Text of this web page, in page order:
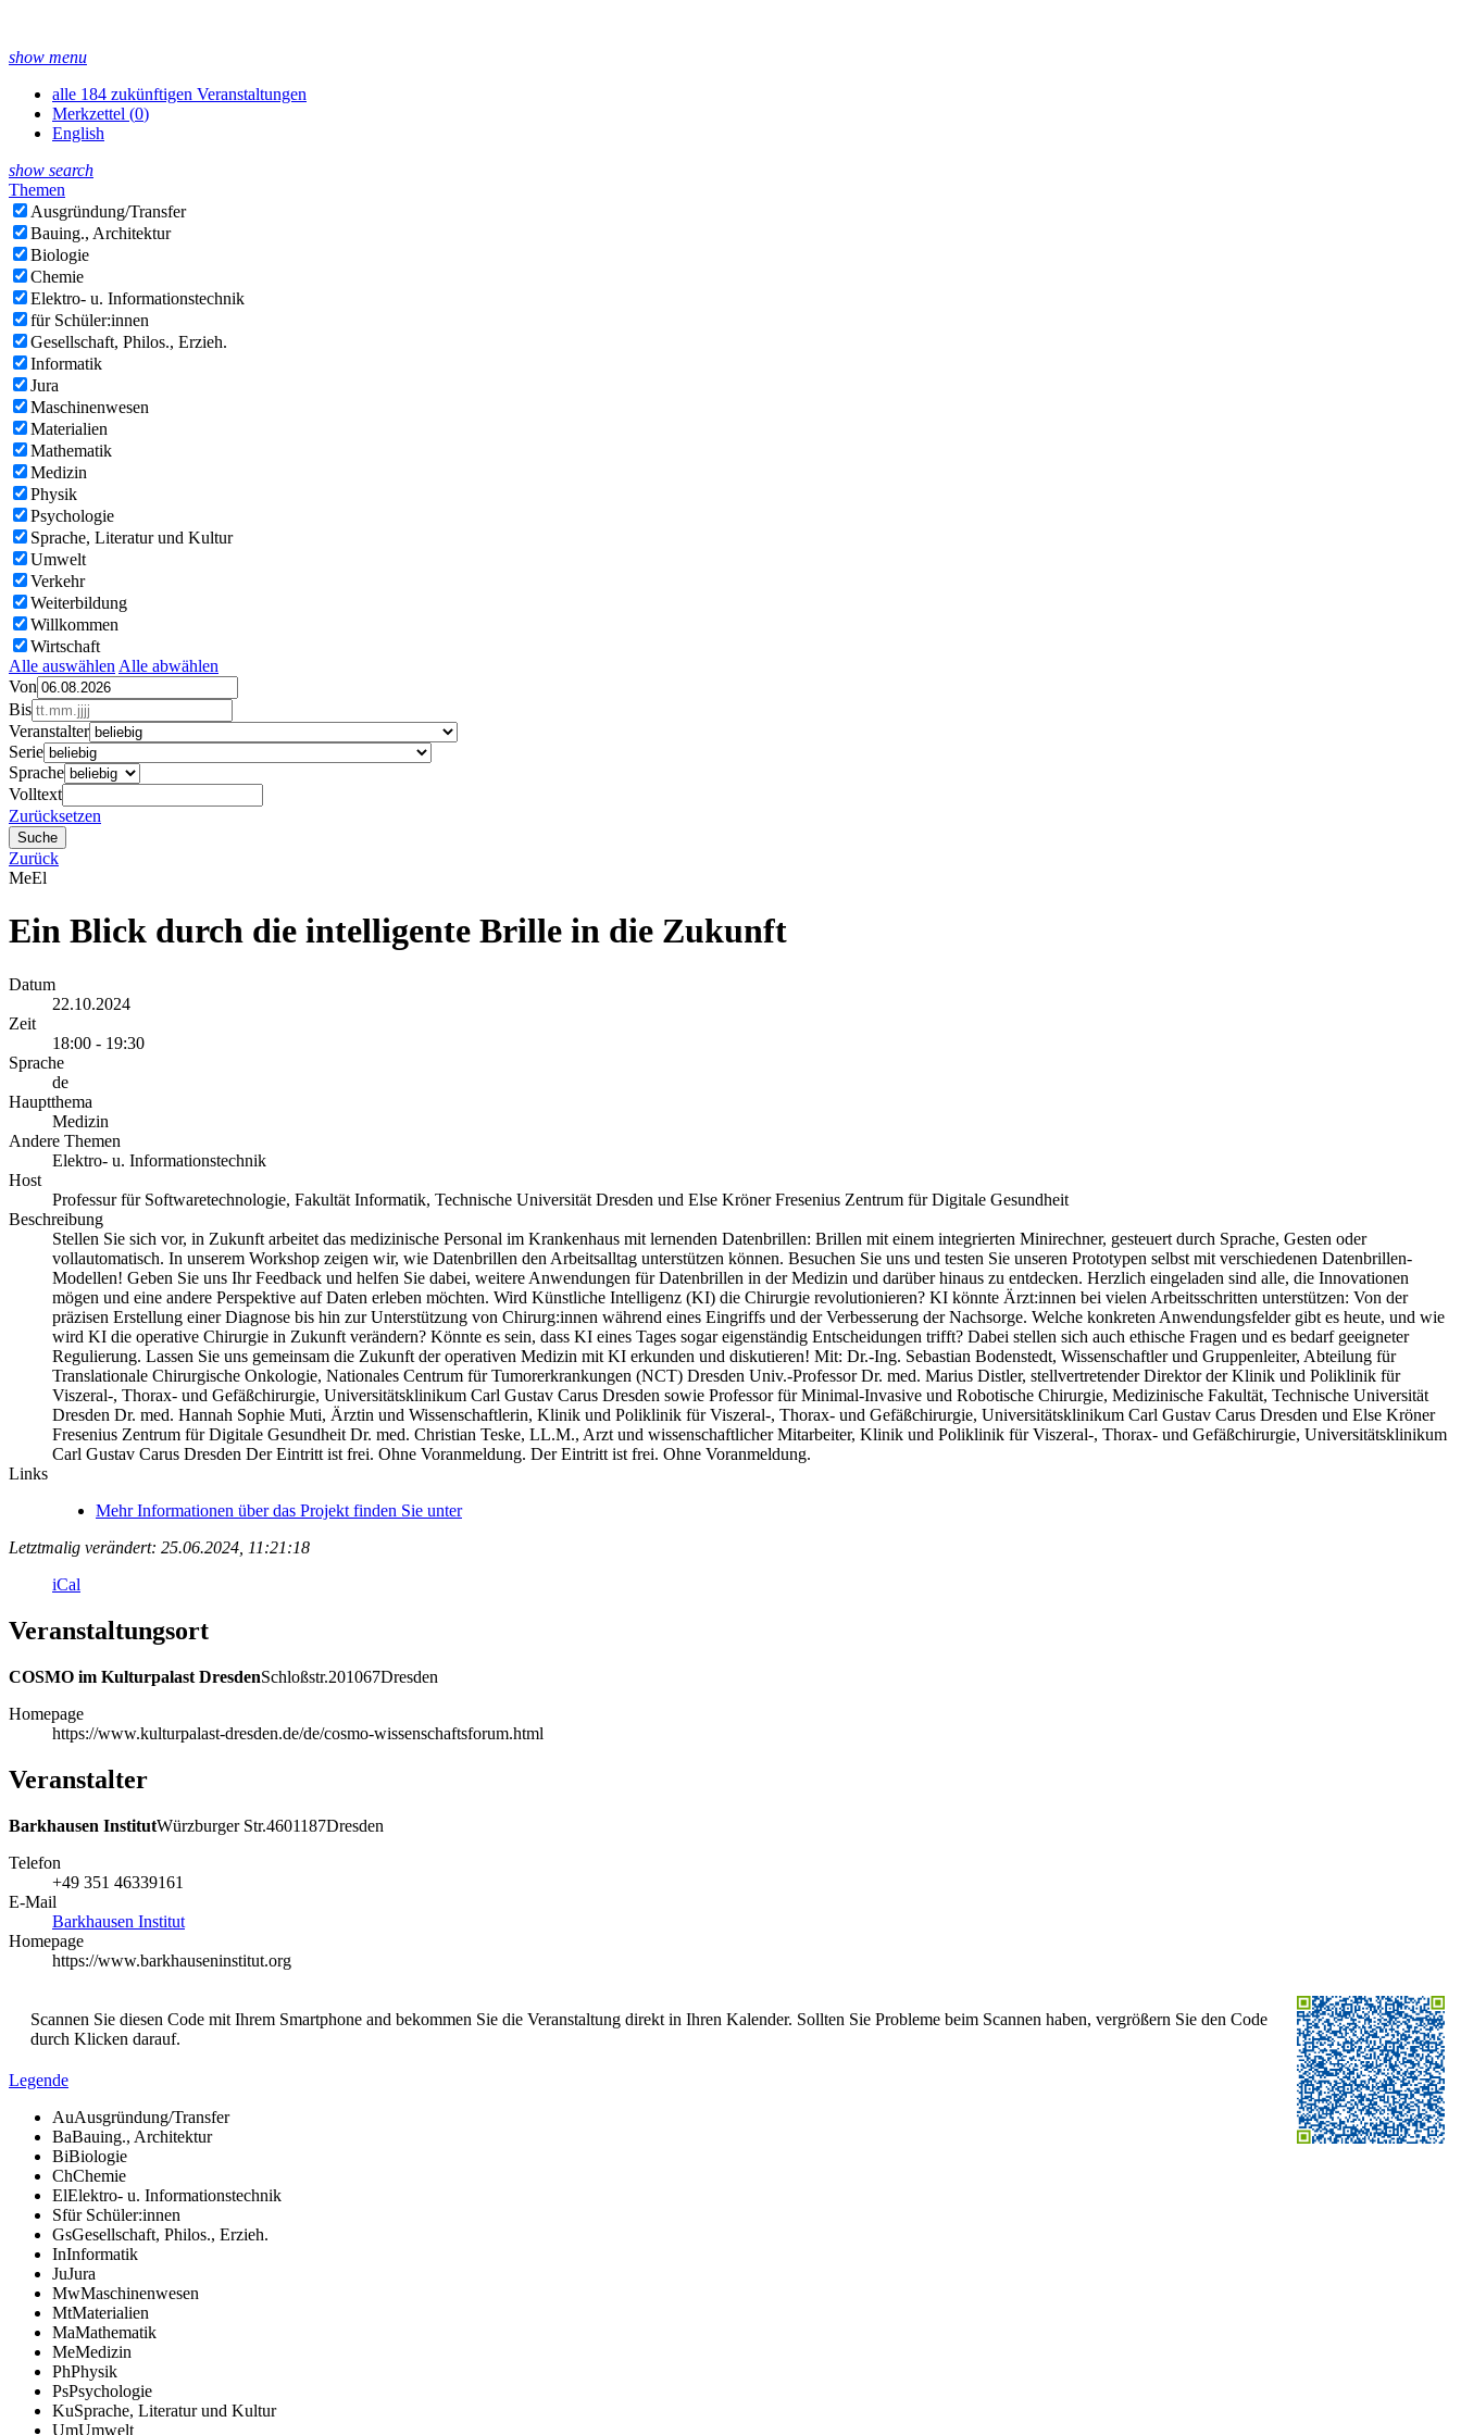
show menu
alle 184 zukünftigen Veranstaltungen
Merkzettel (0)
English
show search
Themen
Ausgründung/Transfer
Bauing., Architektur
Biologie
Chemie
Elektro- u. Informationstechnik
für Schüler:innen
Gesellschaft, Philos., Erzieh.
Informatik
Jura
Maschinenwesen
Materialien
Mathematik
Medizin
Physik
Psychologie
Sprache, Literatur und Kultur
Umwelt
Verkehr
Weiterbildung
Willkommen
Wirtschaft
Alle auswählen Alle abwählen
Von
Bis
Veranstalter
Serie
Sprache
Volltext
Zurücksetzen
Zurück
MeEl
Ein Blick durch die intelligente Brille in die Zukunft
Datum
22.10.2024
Zeit
18:00 - 19:30
Sprache
de
Hauptthema
Medizin
Andere Themen
Elektro- u. Informationstechnik
Host
Professur für Softwaretechnologie, Fakultät Informatik, Technische Universität Dresden und Else Kröner Fresenius Zentrum für Digitale Gesundheit
Beschreibung
Stellen Sie sich vor, in Zukunft arbeitet das medizinische Personal im Krankenhaus mit lernenden Datenbrillen: Brillen mit einem integrierten Minirechner, gesteuert durch Sprache, Gesten oder
vollautomatisch. In unserem Workshop zeigen wir, wie Datenbrillen den Arbeitsalltag unterstützen können. Besuchen Sie uns und testen Sie unseren Prototypen selbst mit verschiedenen Datenbrillen-
Modellen! Geben Sie uns Ihr Feedback und helfen Sie dabei, weitere Anwendungen für Datenbrillen in der Medizin und darüber hinaus zu entdecken. Herzlich eingeladen sind alle, die Innovationen
mögen und eine andere Perspektive auf Daten erleben möchten. Wird Künstliche Intelligenz (KI) die Chirurgie revolutionieren? KI könnte Ärzt:innen bei vielen Arbeitsschritten unterstützen: Von der
präzisen Erstellung einer Diagnose bis hin zur Unterstützung von Chirurg:innen während eines Eingriffs und der Verbesserung der Nachsorge. Welche konkreten Anwendungsfelder gibt es heute, und wie
wird KI die operative Chirurgie in Zukunft verändern? Könnte es sein, dass KI eines Tages sogar eigenständig Entscheidungen trifft? Dabei stellen sich auch ethische Fragen und es bedarf geeigneter
Regulierung. Lassen Sie uns gemeinsam die Zukunft der operativen Medizin mit KI erkunden und diskutieren! Mit: Dr.-Ing. Sebastian Bodenstedt, Wissenschaftler und Gruppenleiter, Abteilung für
Translationale Chirurgische Onkologie, Nationales Centrum für Tumorerkrankungen (NCT) Dresden Univ.-Professor Dr. med. Marius Distler, stellvertretender Direktor der Klinik und Poliklinik für
Viszeral-, Thorax- und Gefäßchirurgie, Universitätsklinikum Carl Gustav Carus Dresden sowie Professor für Minimal-Invasive und Robotische Chirurgie, Medizinische Fakultät, Technische Universität
Dresden Dr. med. Hannah Sophie Muti, Ärztin und Wissenschaftlerin, Klinik und Poliklinik für Viszeral-, Thorax- und Gefäßchirurgie, Universitätsklinikum Carl Gustav Carus Dresden und Else Kröner
Fresenius Zentrum für Digitale Gesundheit Dr. med. Christian Teske, LL.M., Arzt und wissenschaftlicher Mitarbeiter, Klinik und Poliklinik für Viszeral-, Thorax- und Gefäßchirurgie, Universitätsklinikum
Carl Gustav Carus Dresden Der Eintritt ist frei. Ohne Voranmeldung. Der Eintritt ist frei. Ohne Voranmeldung.
Links
Mehr Informationen über das Projekt finden Sie unter
Letztmalig verändert: 25.06.2024, 11:21:18
iCal
Veranstaltungsort
COSMO im Kulturpalast DresdenSchloßstr.201067Dresden
Homepage
https://www.kulturpalast-dresden.de/de/cosmo-wissenschaftsforum.html
Veranstalter
Barkhausen InstitutWürzburger Str.4601187Dresden
Telefon
+49 351 46339161
E-Mail
Barkhausen Institut
Homepage
https://www.barkhauseninstitut.org
Scannen Sie diesen Code mit Ihrem Smartphone and bekommen Sie die Veranstaltung direkt in Ihren Kalender. Sollten Sie Probleme beim Scannen haben, vergrößern Sie den Code
durch Klicken darauf.
Legende
AuAusgründung/Transfer
BaBauing., Architektur
BiBiologie
ChChemie
ElElektro- u. Informationstechnik
Sfür Schüler:innen
GsGesellschaft, Philos., Erzieh.
InInformatik
JuJura
MwMaschinenwesen
MtMaterialien
MaMathematik
MeMedizin
PhPhysik
PsPsychologie
KuSprache, Literatur und Kultur
UmUmwelt